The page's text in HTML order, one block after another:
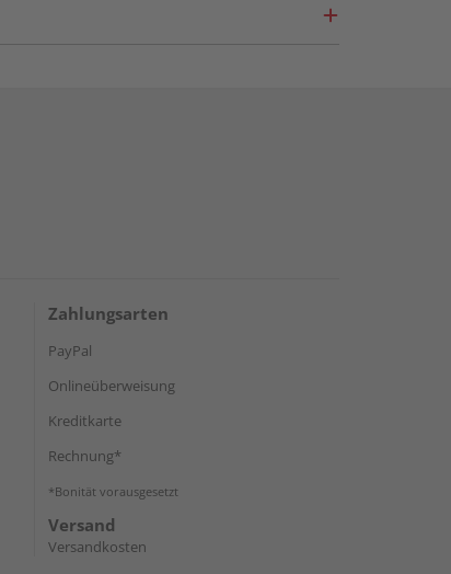
Zahlungsarten
PayPal
Onlineüberweisung
Kreditkarte
Rechnung*
*Bonität vorausgesetzt
Versand
Versandkosten